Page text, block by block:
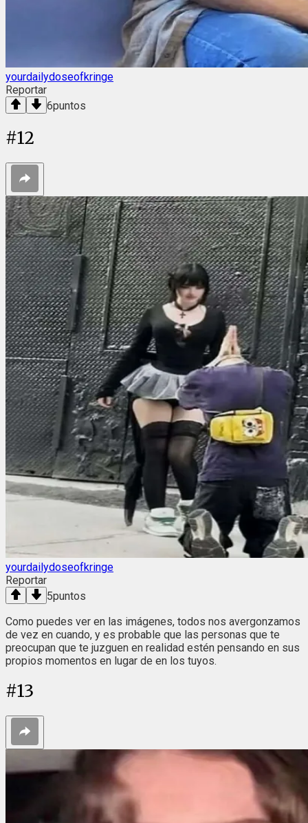
yourdailydoseofkringe
Reportar
6puntos
#12
yourdailydoseofkringe
Reportar
5puntos
Como puedes ver en las imágenes, todos nos avergonzamos
de vez en cuando, y es probable que las personas que te
preocupan que te juzguen en realidad estén pensando en sus
propios momentos en lugar de en los tuyos.
#13